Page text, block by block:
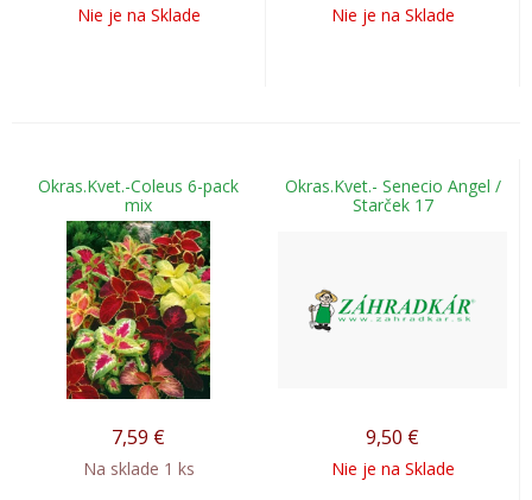
Nie je na Sklade Nie je na Sklade
Okras.Kvet.-Coleus 6-pack
mix
7,59 €
Na sklade 1 ks
Okras.Kvet.- Senecio Angel /
Starček 17
9,50 €
Nie je na Sklade